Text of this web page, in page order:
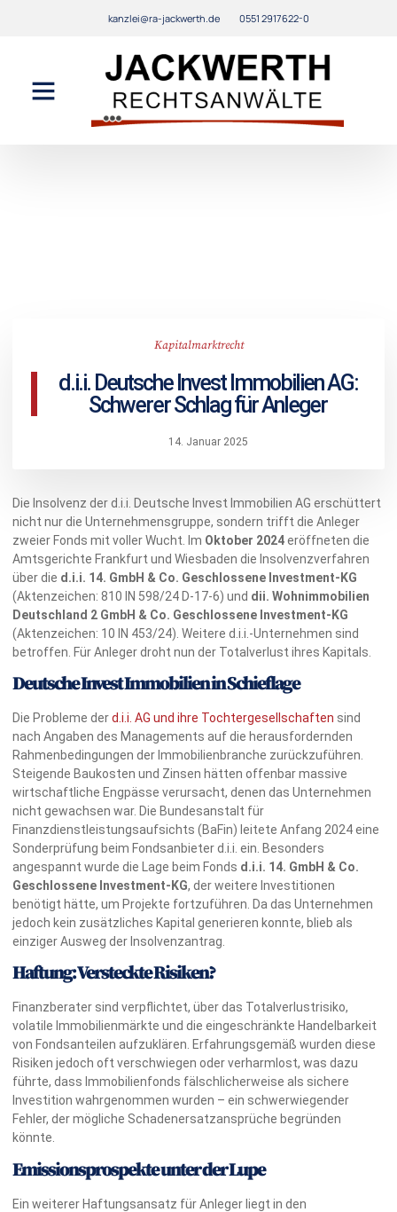
kanzlei@ra-jackwerth.de 0551 2917622-0
Kapitalmarktrecht
d.i.i. Deutsche Invest Immobilien AG:
Schwerer Schlag für Anleger
14. Januar 2025
Die Insolvenz der d.i.i. Deutsche Invest Immobilien AG erschüttert
nicht nur die Unternehmensgruppe, sondern trifft die Anleger
zweier Fonds mit voller Wucht. Im Oktober 2024eröffneten die
Amtsgerichte Frankfurt und Wiesbaden die Insolvenzverfahren
über die d.i.i. 14. GmbH & Co. Geschlossene Investment-KG
(Aktenzeichen: 810 IN 598/24 D-17-6) und dii. Wohnimmobilien
Deutschland 2 GmbH & Co. Geschlossene Investment-KG
(Aktenzeichen: 10 IN 453/24). Weitere d.i.i.-Unternehmen sind
betroffen. Für Anleger droht nun der Totalverlust ihres Kapitals.
Deutsche Invest Immobilien in Schieflage
Die Probleme derd.i.i. AG und ihre Tochtergesellschaften sind
nach Angaben des Managements auf die herausfordernden
Rahmenbedingungen der Immobilienbranche zurückzuführen.
Steigende Baukosten und Zinsen hätten offenbar massive
wirtschaftliche Engpässe verursacht, denen das Unternehmen
nicht gewachsen war. Die Bundesanstalt für
Finanzdienstleistungsaufsichts (BaFin) leitete Anfang 2024 eine
Sonderprüfung beim Fondsanbieter d.i.i. ein. Besonders
angespannt wurde die Lage beim Fonds d.i.i. 14. GmbH & Co.
Geschlossene Investment-KG, der weitere Investitionen
benötigt hätte, um Projekte fortzuführen. Da das Unternehmen
jedoch kein zusätzliches Kapital generieren konnte, blieb als
einziger Ausweg der Insolvenzantrag.
Haftung: Versteckte Risiken?
Finanzberater sind verpflichtet, über das Totalverlustrisiko,
volatile Immobilienmärkte und die eingeschränkte Handelbarkeit
von Fondsanteilen aufzuklären. Erfahrungsgemäß wurden diese
Risiken jedoch oft verschwiegen oder verharmlost, was dazu
führte, dass Immobilienfonds fälschlicherweise als sichere
Investition wahrgenommen wurden – ein schwerwiegender
Fehler, der mögliche Schadenersatzansprüche begründen
könnte.
Emissionsprospekte unter der Lupe
Ein weiterer Haftungsansatz für Anleger liegt in den